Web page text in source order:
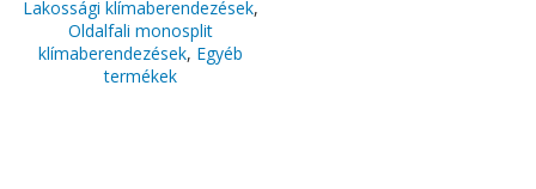
Lakossági klímaberendezések,
Oldalfali monosplit
klímaberendezések, Egyéb
termékek